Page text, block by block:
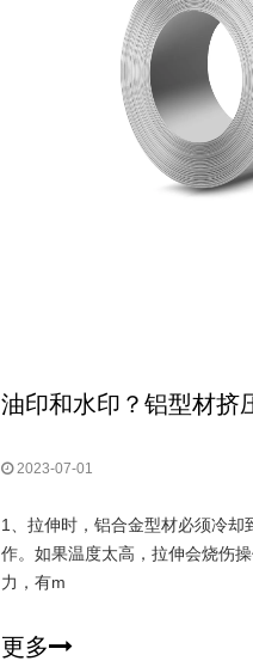
油印和水印？铝型材挤
2023-07-01
1、拉伸时，铝合金型材必须冷
作。如果温度太高，拉伸会烧伤
力，有m
更多